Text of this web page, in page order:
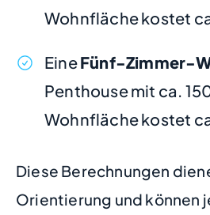
Wohnfläche kostet
EineFünf-Zimmer-
Penthouse mit ca.
Wohnfläche kostet
Diese Berechnungen
Orientierung und können